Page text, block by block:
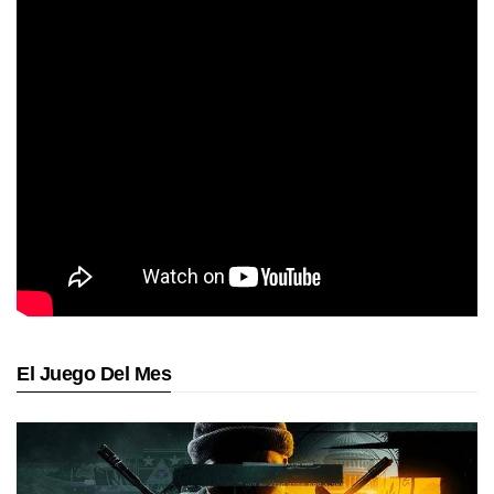
El Juego Del Mes